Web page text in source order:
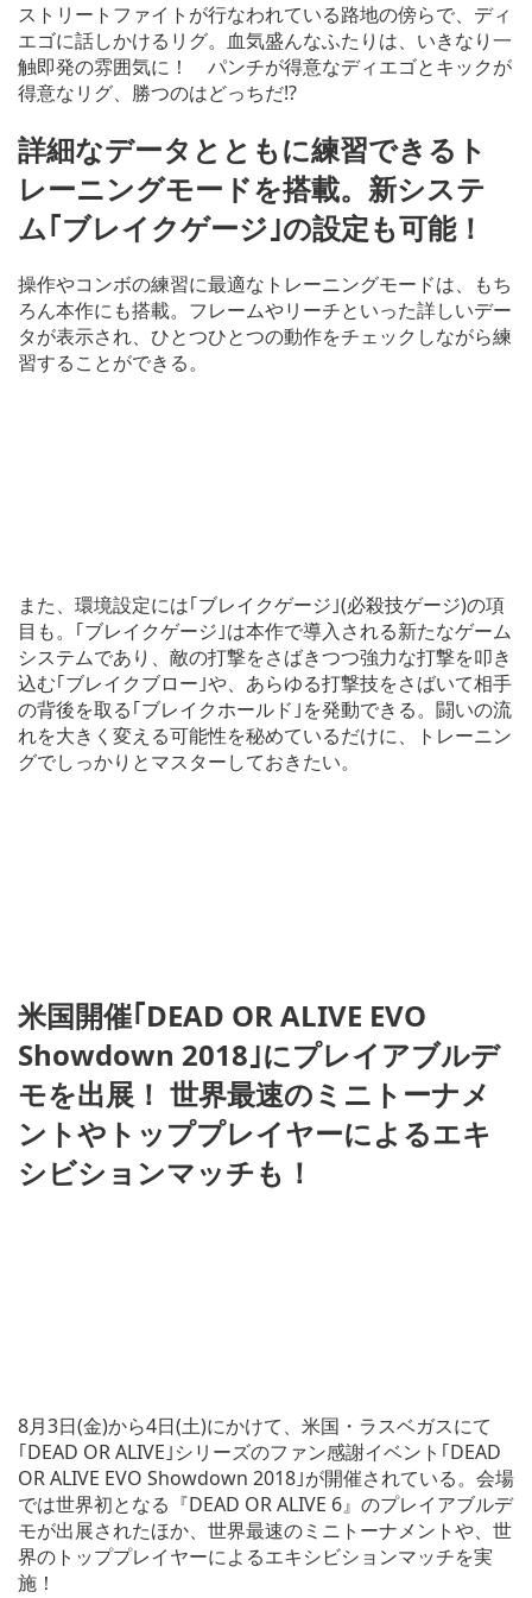
ストリートファイトが行なわれている路地の傍らで、ディ
エゴに話しかけるリグ。血気盛んなふたりは、いきなり一
触即発の雰囲気に！ パンチが得意なディエゴとキックが
得意なリグ、勝つのはどっちだ!?
詳細なデータとともに練習できるト
レーニングモードを搭載。新システ
ム｢ブレイクゲージ｣の設定も可能！
操作やコンボの練習に最適なトレーニングモードは、もち
ろん本作にも搭載。フレームやリーチといった詳しいデー
タが表示され、ひとつひとつの動作をチェックしながら練
習することができる。
また、環境設定には｢ブレイクゲージ｣(必殺技ゲージ)の項
目も。｢ブレイクゲージ｣は本作で導入される新たなゲーム
システムであり、敵の打撃をさばきつつ強力な打撃を叩き
込む｢ブレイクブロー｣や、あらゆる打撃技をさばいて相手
の背後を取る｢ブレイクホールド｣を発動できる。闘いの流
れを大きく変える可能性を秘めているだけに、トレーニン
グでしっかりとマスターしておきたい。
米国開催｢DEAD OR ALIVE EVO
Showdown 2018｣にプレイアブルデ
モを出展！ 世界最速のミニトーナメ
ントやトッププレイヤーによるエキ
シビションマッチも！
8月3日(金)から4日(土)にかけて、米国・ラスベガスにて
｢DEAD OR ALIVE｣シリーズのファン感謝イベント｢DEAD
OR ALIVE EVO Showdown 2018｣が開催されている。会場
では世界初となる『DEAD OR ALIVE 6』のプレイアブルデ
モが出展されたほか、世界最速のミニトーナメントや、世
界のトッププレイヤーによるエキシビションマッチを実
施！